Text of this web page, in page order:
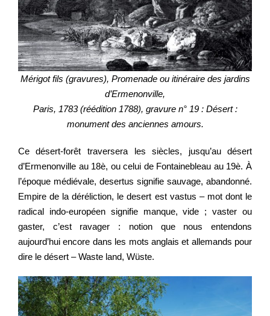
Mérigot fils (gravures), Promenade ou itinéraire des jardins
d’Ermenonville,
Paris, 1783 (réédition 1788), gravure n° 19 : Désert :
monument des anciennes amours.
Ce désert-forêt traversera les siècles, jusqu’au désert
d’Ermenonville au 18è, ou celui de Fontainebleau au 19è. À
l’époque médiévale, desertus signifie sauvage, abandonné.
Empire de la déréliction, le desert est vastus – mot dont le
radical indo-européen signifie manque, vide ; vaster ou
gaster, c’est ravager : notion que nous entendons
aujourd’hui encore dans les mots anglais et allemands pour
dire le désert – Waste land, Wüste.